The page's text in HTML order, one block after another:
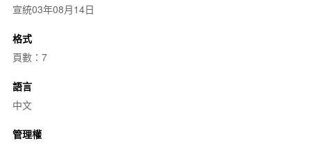
宣統03年08月14日
格式
頁數：7
語言
中文
管理權